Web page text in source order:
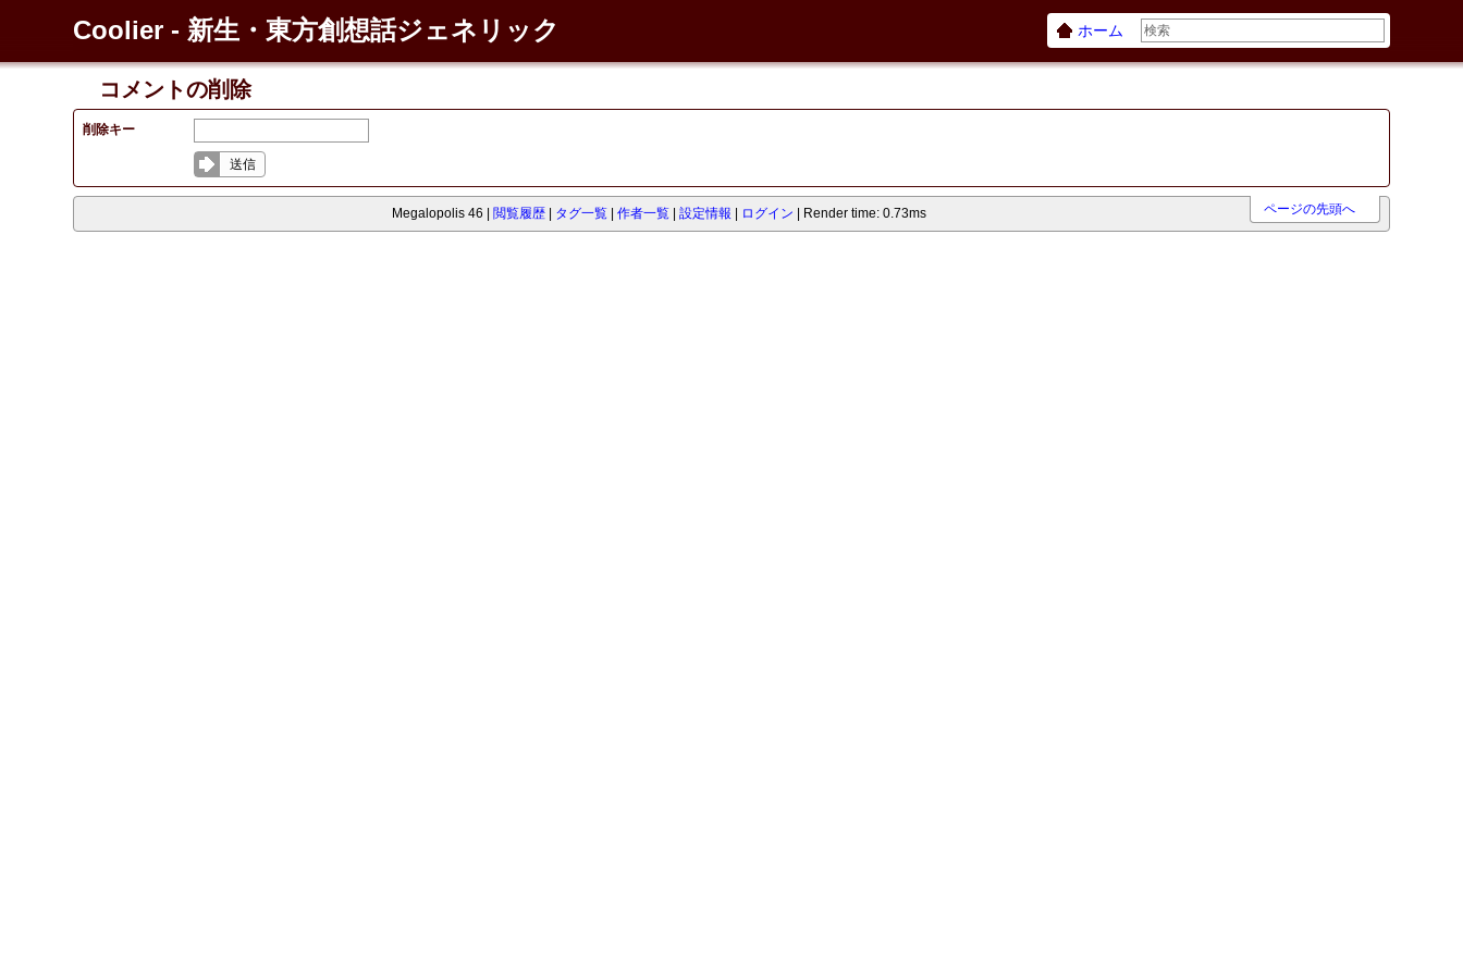
Coolier - 新生・東方創想話ジェネリック ホーム
コメントの削除
削除キー
送信
Megalopolis 46 閲覧履歴 タグ一覧 作者一覧 設定情報 ログイン Render time: 0.73ms ページの先頭へ